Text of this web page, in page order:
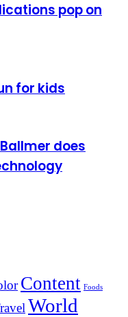
pop on
for kids
does
Content Foods
World